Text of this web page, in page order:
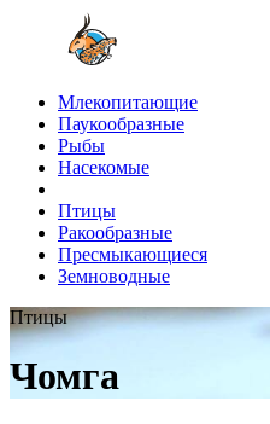
Млекопитающие
Паукообразные
Рыбы
Насекомые
Птицы
Ракообразные
Пресмыкающиеся
Земноводные
Птицы
Чомга